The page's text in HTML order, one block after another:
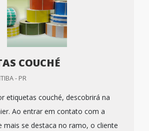
COUCHÉ
- PR
etiquetas couché, descobrirá na
Ao entrar em contato com a
mais se destaca no ramo, o cliente